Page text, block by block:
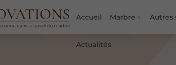
Accueil Marbre Autres
Actualités